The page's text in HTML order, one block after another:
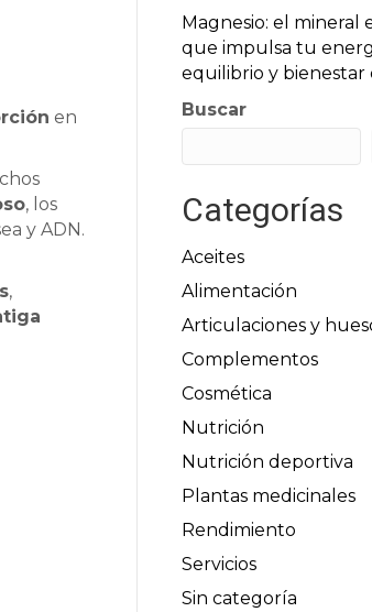
en
, los
y ADN.
,
Magnesio: el mineral
que impulsa tu
equilibrio y bienestar
Buscar
Categorías
Aceites
Alimentación
Articulaciones y
Complementos
Cosmética
Nutrición
Nutrición deportiva
Plantas medicinales
Rendimiento
Servicios
Sin categoría